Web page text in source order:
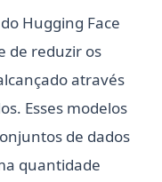
Hugging Face
de reduzir os
através
Esses modelos
de dados
quantidade